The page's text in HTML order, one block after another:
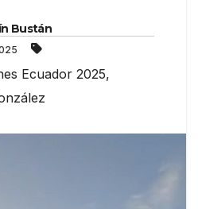
Bustán
Ecuador 2025,